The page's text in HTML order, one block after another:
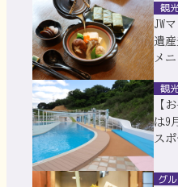
観
JW
遺
メ
観
【
は9
ス
グ